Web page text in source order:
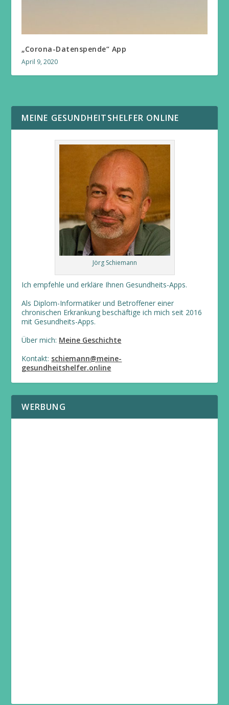
„Corona-Datenspende“ App
April 9, 2020
MEINE GESUNDHEITSHELFER ONLINE
Jörg Schiemann
Ich empfehle und erkläre Ihnen Gesundheits-Apps.
Als Diplom-Informatiker und Betroffener einer
chronischen Erkrankung beschäftige ich mich seit 2016
mit Gesundheits-Apps.
Über mich: Meine Geschichte
Kontakt: schiemann@meine-
gesundheitshelfer.online
WERBUNG